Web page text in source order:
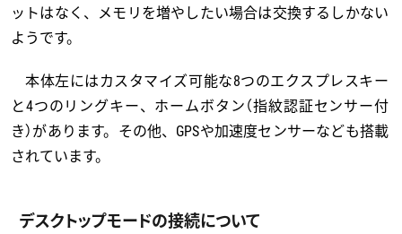
ットはなく、メモリを増やしたい場合は交換するしかない
ようです。
本体左にはカスタマイズ可能な8つのエクスプレスキー
と4つのリングキー、ホームボタン（指紋認証センサー付
き）があります。その他、GPSや加速度センサーなども搭載
されています。
デスクトップモードの接続について